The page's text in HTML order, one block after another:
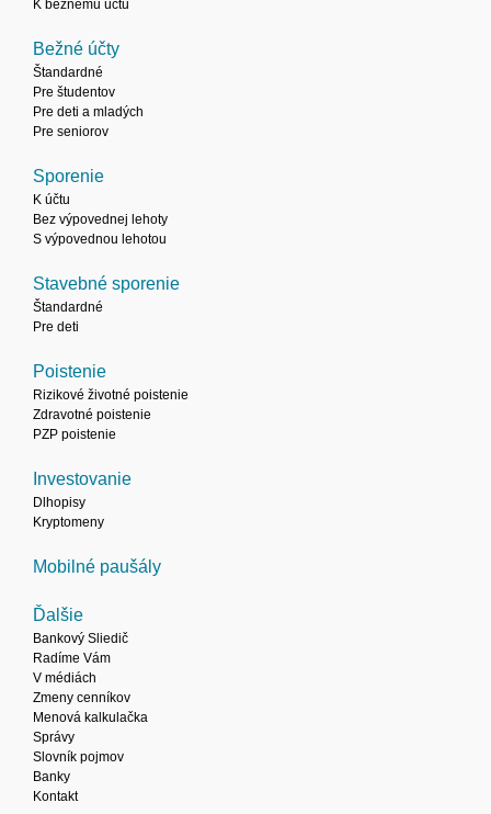
K bežnému účtu
Bežné účty
Štandardné
Pre študentov
Pre deti a mladých
Pre seniorov
Sporenie
K účtu
Bez výpovednej lehoty
S výpovednou lehotou
Stavebné sporenie
Štandardné
Pre deti
Poistenie
Rizikové životné poistenie
Zdravotné poistenie
PZP poistenie
Investovanie
Dlhopisy
Kryptomeny
Mobilné paušály
Ďalšie
Bankový Sliedič
Radíme Vám
V médiách
Zmeny cenníkov
Menová kalkulačka
Správy
Slovník pojmov
Banky
Kontakt